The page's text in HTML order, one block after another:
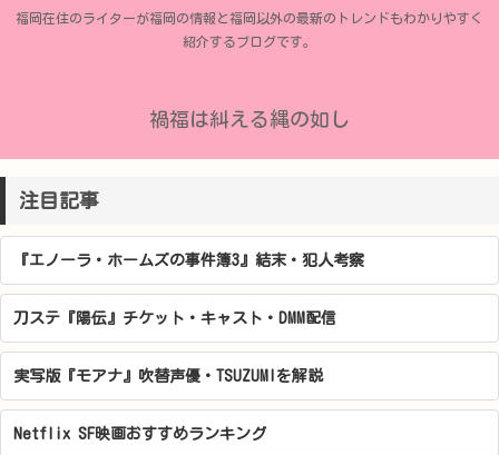
福岡在住のライターが福岡の情報と福岡以外の最新のトレンドもわかりやすく
紹介するブログです。
禍福は糾える縄の如し
注目記事
『エノーラ・ホームズの事件簿3』結末・犯人考察
刀ステ『陽伝』チケット・キャスト・DMM配信
実写版『モアナ』吹替声優・TSUZUMIを解説
Netflix SF映画おすすめランキング